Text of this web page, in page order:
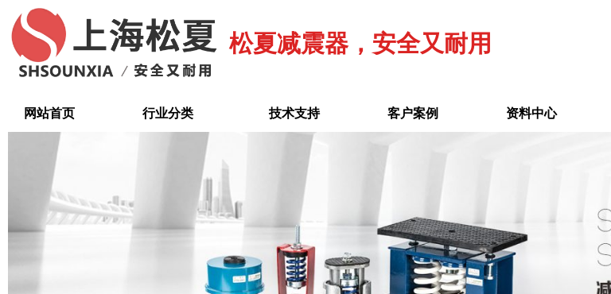
至
松夏减震器，安全又耐用
网站首页 行业分类 技术支持 客户案例 资料中心